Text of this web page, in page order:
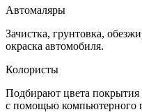
Автомаляры
Зачистка, грунтовка,
окраска автомобиля.
Колористы
Подбирают цвета
с помощью компьютерного